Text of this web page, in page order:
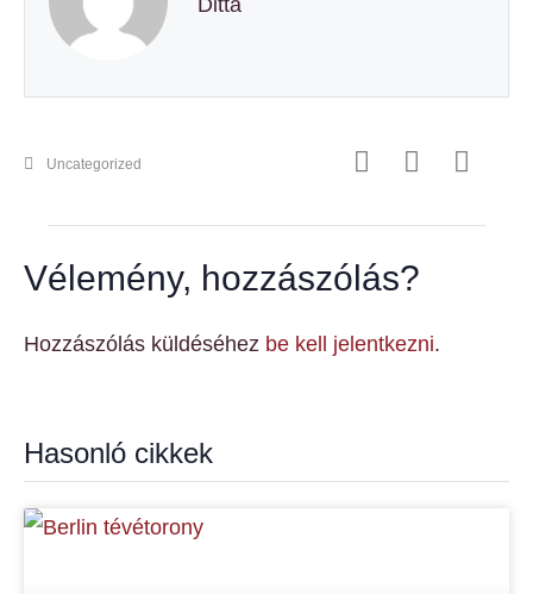
Uncategorized
Vélemény, hozzászólás?
Hozzászólás küldéséhez be kell jelentkezni.
Hasonló cikkek